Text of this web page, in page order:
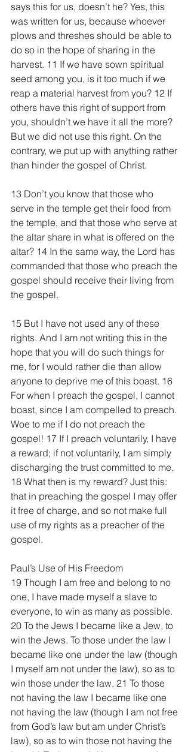
says this for us, doesn’t he? Yes, this
was written for us, because whoever
plows and threshes should be able to
do so in the hope of sharing in the
harvest. 11 If we have sown spiritual
seed among you, is it too much if we
reap a material harvest from you? 12 If
others have this right of support from
you, shouldn’t we have it all the more?
But we did not use this right. On the
contrary, we put up with anything rather
than hinder the gospel of Christ.
13 Don’t you know that those who
serve in the temple get their food from
the temple, and that those who serve at
the altar share in what is offered on the
altar? 14 In the same way, the Lord has
commanded that those who preach the
gospel should receive their living from
the gospel.
15 But I have not used any of these
rights. And I am not writing this in the
hope that you will do such things for
me, for I would rather die than allow
anyone to deprive me of this boast. 16
For when I preach the gospel, I cannot
boast, since I am compelled to preach.
Woe to me if I do not preach the
gospel! 17 If I preach voluntarily, I have
a reward; if not voluntarily, I am simply
discharging the trust committed to me.
18 What then is my reward? Just this:
that in preaching the gospel I may offer
it free of charge, and so not make full
use of my rights as a preacher of the
gospel.
Paul’s Use of His Freedom
19 Though I am free and belong to no
one, I have made myself a slave to
everyone, to win as many as possible.
20 To the Jews I became like a Jew, to
win the Jews. To those under the law I
became like one under the law (though
I myself am not under the law), so as to
win those under the law. 21 To those
not having the law I became like one
not having the law (though I am not free
from God’s law but am under Christ’s
law), so as to win those not having the